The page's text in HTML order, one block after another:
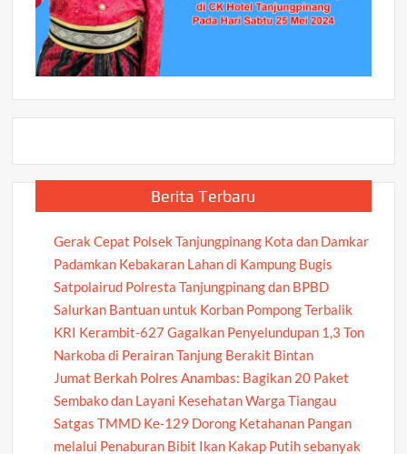
Berita Terbaru
Gerak Cepat Polsek Tanjungpinang Kota dan Damkar
Padamkan Kebakaran Lahan di Kampung Bugis
Satpolairud Polresta Tanjungpinang dan BPBD
Salurkan Bantuan untuk Korban Pompong Terbalik
KRI Kerambit-627 Gagalkan Penyelundupan 1,3 Ton
Narkoba di Perairan Tanjung Berakit Bintan
Jumat Berkah Polres Anambas: Bagikan 20 Paket
Sembako dan Layani Kesehatan Warga Tiangau
Satgas TMMD Ke-129 Dorong Ketahanan Pangan
melalui Penaburan Bibit Ikan Kakap Putih sebanyak